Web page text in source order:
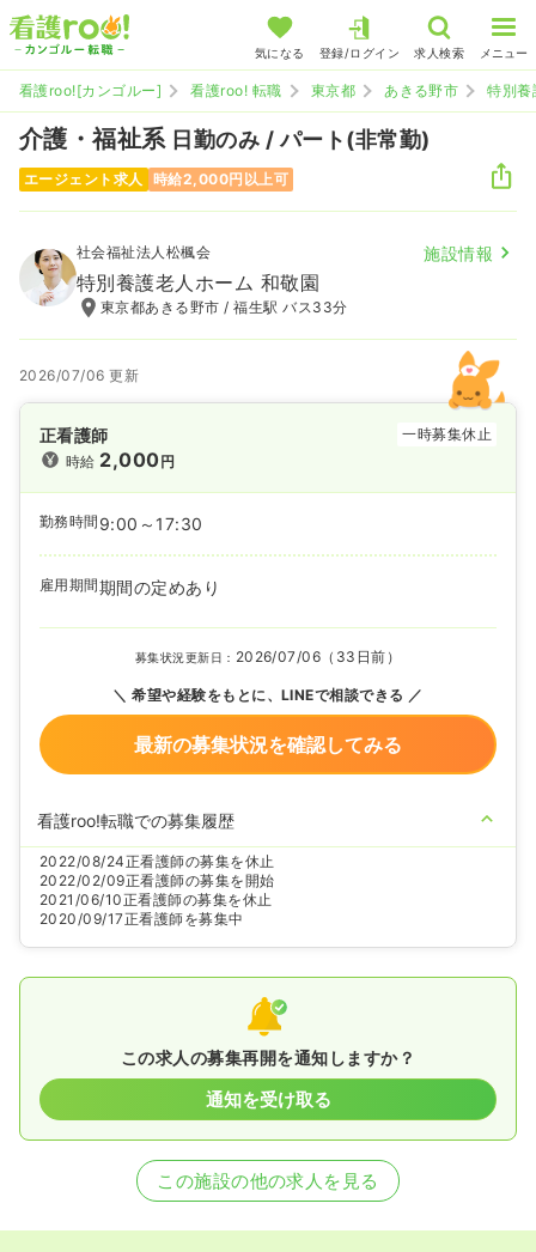
気になる 登録/ログイン 求人検索 メニュー
看護roo![カンゴルー] 看護roo! 転職 東京都 あきる野市 特別養
介護・福祉系 日勤のみ / パート(非常勤)
エージェント求人 時給2,000円以上可
社会福祉法人松楓会 施設情報
特別養護老人ホーム 和敬園
東京都あきる野市 / 福生駅 バス33分
2026/07/06 更新
正看護師
一時募集休止
時給 2,000円
勤務時間 9:00～17:30
雇用期間期間の定めあり
募集状況更新日： 2026/07/06（33日前）
希望や経験をもとに、LINEで相談できる
最新の募集状況を確認してみる
看護roo!転職での募集履歴
2022/08/24正看護師の募集を休止
2022/02/09正看護師の募集を開始
2021/06/10正看護師の募集を休止
2020/09/17正看護師を募集中
この求人の募集再開を通知しますか？
通知を受け取る
この施設の他の求人を見る